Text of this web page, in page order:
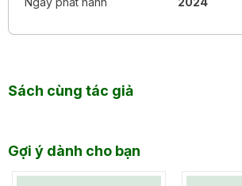
Sách cùng tác giả
Gợi ý dành cho bạn